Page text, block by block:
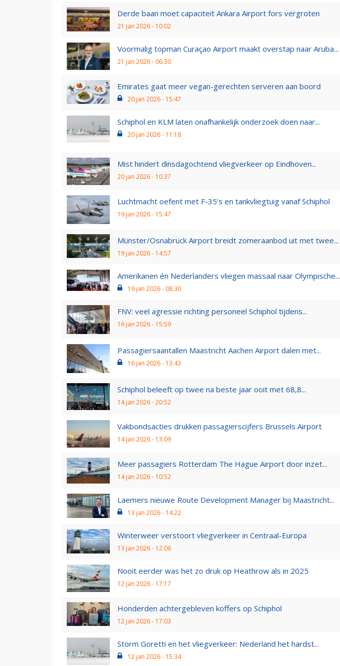
Derde baan moet capaciteit Ankara Airport fors vergroten
21 jan 2026 - 10:02
Voormalig topman Curaçao Airport maakt overstap naar Aruba...
21 jan 2026 - 06:30
Emirates gaat meer vegan-gerechten serveren aan boord
20 jan 2026 - 15:47
Schiphol en KLM laten onafhankelijk onderzoek doen naar...
20 jan 2026 - 11:18
Mist hindert dinsdagochtend vliegverkeer op Eindhoven...
20 jan 2026 - 10:37
Luchtmacht oefent met F-35’s en tankvliegtuig vanaf Schiphol
19 jan 2026 - 15:47
Münster/Osnabrück Airport breidt zomeraanbod uit met twee...
19 jan 2026 - 14:57
Amerikanen én Nederlanders vliegen massaal naar Olympische...
19 jan 2026 - 08:30
FNV: veel agressie richting personeel Schiphol tijdens...
16 jan 2026 - 15:59
Passagiersaantallen Maastricht Aachen Airport dalen met...
16 jan 2026 - 13:43
Schiphol beleeft op twee na beste jaar ooit met 68,8...
14 jan 2026 - 20:52
Vakbondsacties drukken passagierscijfers Brussels Airport
14 jan 2026 - 13:09
Meer passagiers Rotterdam The Hague Airport door inzet...
14 jan 2026 - 10:52
Laemers nieuwe Route Development Manager bij Maastricht...
13 jan 2026 - 14:22
Winterweer verstoort vliegverkeer in Centraal-Europa
13 jan 2026 - 12:06
Nooit eerder was het zo druk op Heathrow als in 2025
12 jan 2026 - 17:17
Honderden achtergebleven koffers op Schiphol
12 jan 2026 - 17:03
Storm Goretti en het vliegverkeer: Nederland het hardst...
12 jan 2026 - 15:34